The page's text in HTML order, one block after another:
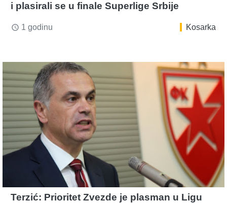
i plasirali se u finale Superlige Srbije
access_time 1 godinu Kosarka
Terzić: Prioritet Zvezde je plasman u Ligu